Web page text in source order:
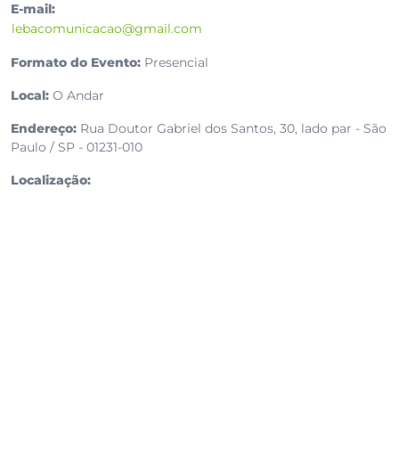
E-mail:
lebacomunicacao@gmail.com
Formato do Evento: Presencial
Local: O Andar
Endereço: Rua Doutor Gabriel dos Santos, 30, lado par - São
Paulo / SP - 01231-010
Localização: